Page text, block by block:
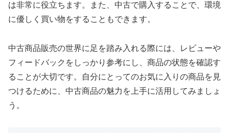
は非常に役立ちます。また、中古で購入することで、環境
に優しく買い物をすることもできます。
中古商品販売の世界に足を踏み入れる際には、レビューや
フィードバックをしっかり参考にし、商品の状態を確認す
ることが大切です。自分にとってのお気に入りの商品を見
つけるために、中古商品の魅力を上手に活用してみましょ
う。